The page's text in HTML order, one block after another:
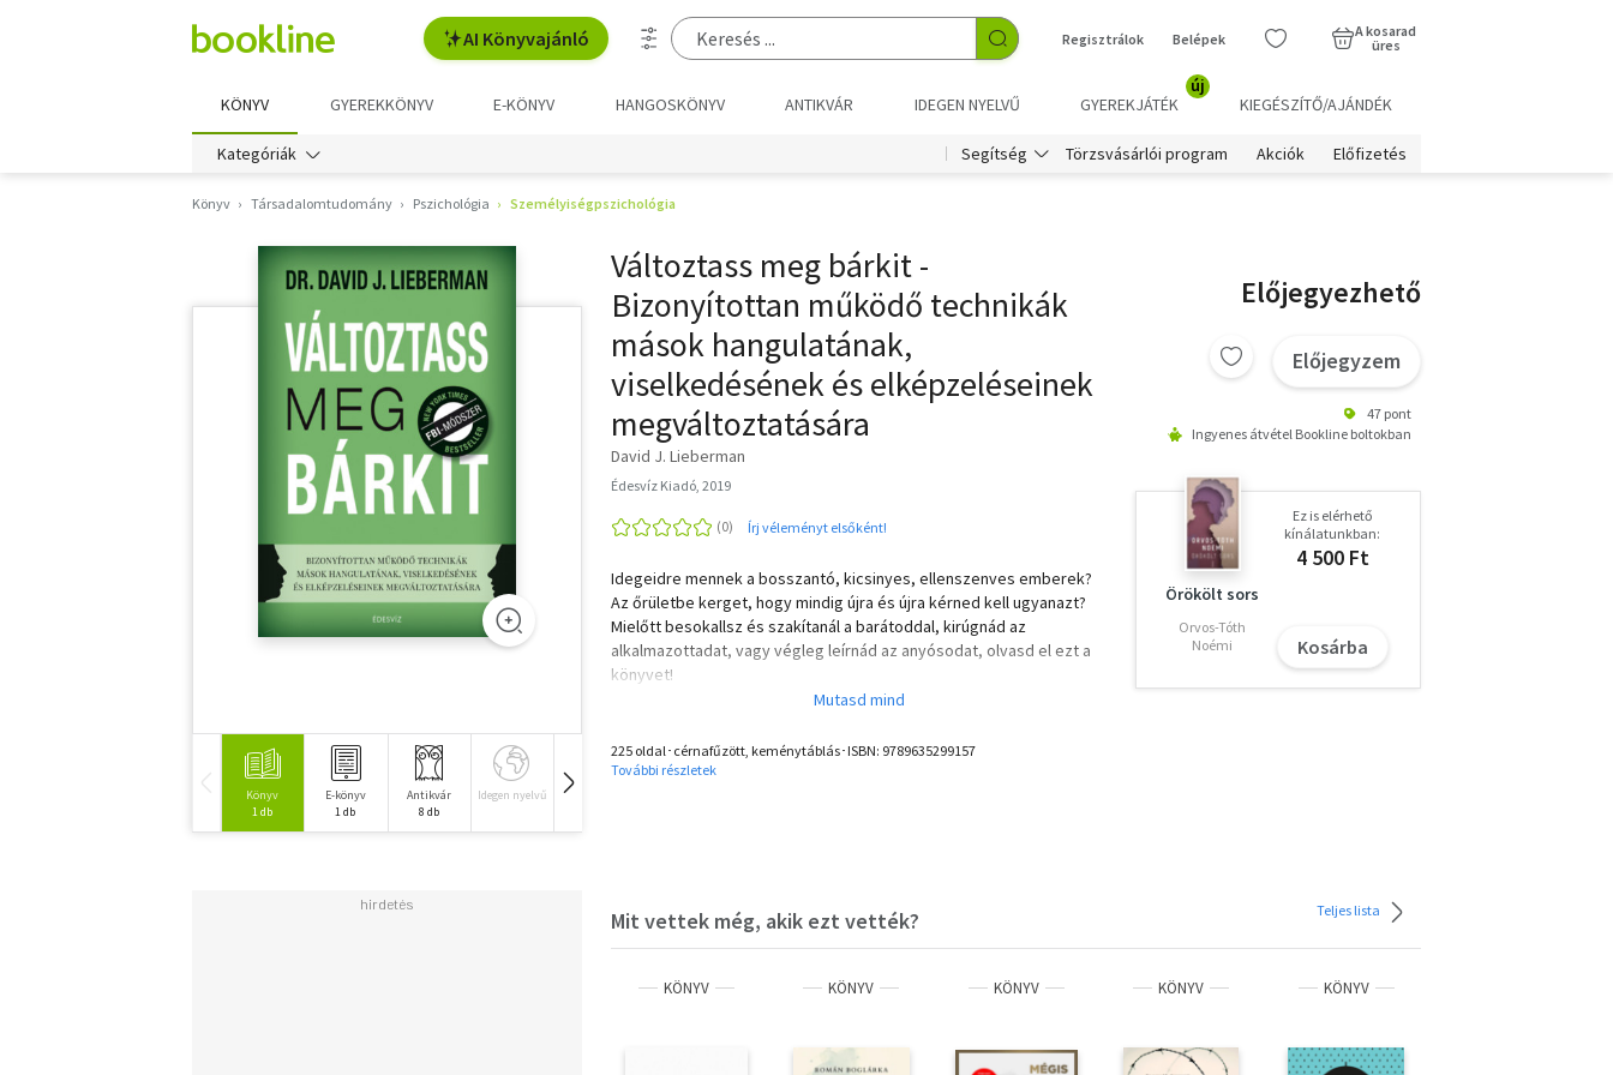
AI Könyvajánló Regisztrálok Belépek
A kosarad
üres
KÖNYV GYEREKKÖNYV E-KÖNYV HANGOSKÖNYV ANTIKVÁR IDEGEN NYELVŰ GYEREKJÁTÉK
új
KIEGÉSZÍTŐ/AJÁNDÉK
Kategóriák Segítség Törzsvásárlói program Akciók Előfizetés
Könyv Társadalomtudomány Pszichológia Személyiségpszichológia
Könyv
1 db
E-könyv
1 db
Antikvár
8 db
Idegen nyelvű Hangoskönyv
Változtass meg bárkit -
Bizonyítottan működő technikák
mások hangulatának,
viselkedésének és elképzeléseinek
megváltoztatására
David J. Lieberman
Édesvíz Kiadó, 2019
Írj véleményt elsőként!
Idegeidre mennek a bosszantó, kicsinyes, ellenszenves emberek?
Az őrületbe kerget, hogy mindig újra és újra kérned kell ugyanazt?
Mielőtt besokallsz és szakítanál a barátoddal, kirúgnád az
alkalmazottadat, vagy végleg leírnád az anyósodat, olvasd el ezt a
könyvet!
David Lieberman olyan pszichológiai eszközöket ad a kezedbe,
de igaz.
A szerző hatalmas szaktudással rendelkezik olyan egyszerű
tartós változást bárkinél, mint azt valaha gondoltad volna.
Megtanulhatod, hogyan:
- szüntesd meg bárki előítéleteit,
- vess véget az önpusztító viselkedésmintáknak bárkinél,
225 oldal･cérnafűzött, keménytáblás･ISBN: 9789635299157
További részletek
Előjegyezhető
Előjegyzem
47 pont
Ingyenes átvétel Bookline boltokban
Örökölt sors
Orvos-Tóth
Noémi
Ez is elérhető
kínálatunkban:
4 500 Ft
Kosárba
Mit vettek még, akik ezt vették? Teljes lista
KÖNYV KÖNYV KÖNYV KÖNYV KÖNYV